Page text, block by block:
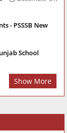
- PSSSB New
School
Show More